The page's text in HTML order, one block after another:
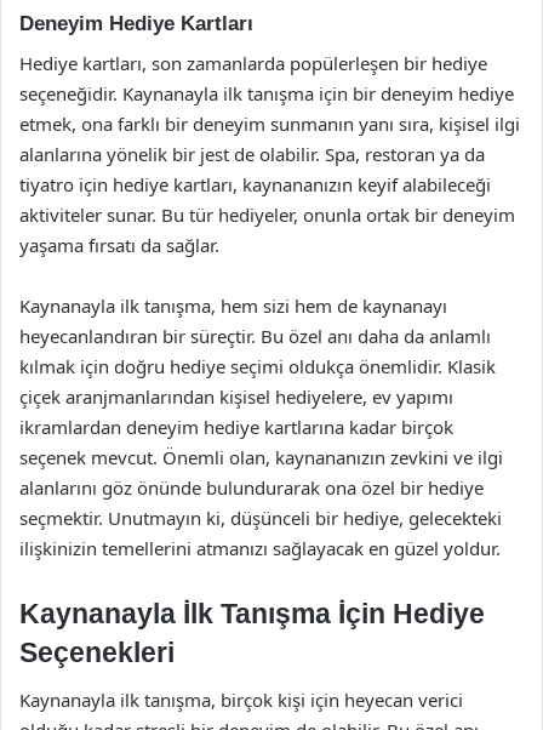
Deneyim Hediye Kartları
Hediye kartları, son zamanlarda popülerleşen bir hediye
seçeneğidir. Kaynanayla ilk tanışma için bir deneyim hediye
etmek, ona farklı bir deneyim sunmanın yanı sıra, kişisel ilgi
alanlarına yönelik bir jest de olabilir. Spa, restoran ya da
tiyatro için hediye kartları, kaynananızın keyif alabileceği
aktiviteler sunar. Bu tür hediyeler, onunla ortak bir deneyim
yaşama fırsatı da sağlar.
Kaynanayla ilk tanışma, hem sizi hem de kaynanayı
heyecanlandıran bir süreçtir. Bu özel anı daha da anlamlı
kılmak için doğru hediye seçimi oldukça önemlidir. Klasik
çiçek aranjmanlarından kişisel hediyelere, ev yapımı
ikramlardan deneyim hediye kartlarına kadar birçok
seçenek mevcut. Önemli olan, kaynananızın zevkini ve ilgi
alanlarını göz önünde bulundurarak ona özel bir hediye
seçmektir. Unutmayın ki, düşünceli bir hediye, gelecekteki
ilişkinizin temellerini atmanızı sağlayacak en güzel yoldur.
Kaynanayla İlk Tanışma İçin Hediye
Seçenekleri
Kaynanayla ilk tanışma, birçok kişi için heyecan verici